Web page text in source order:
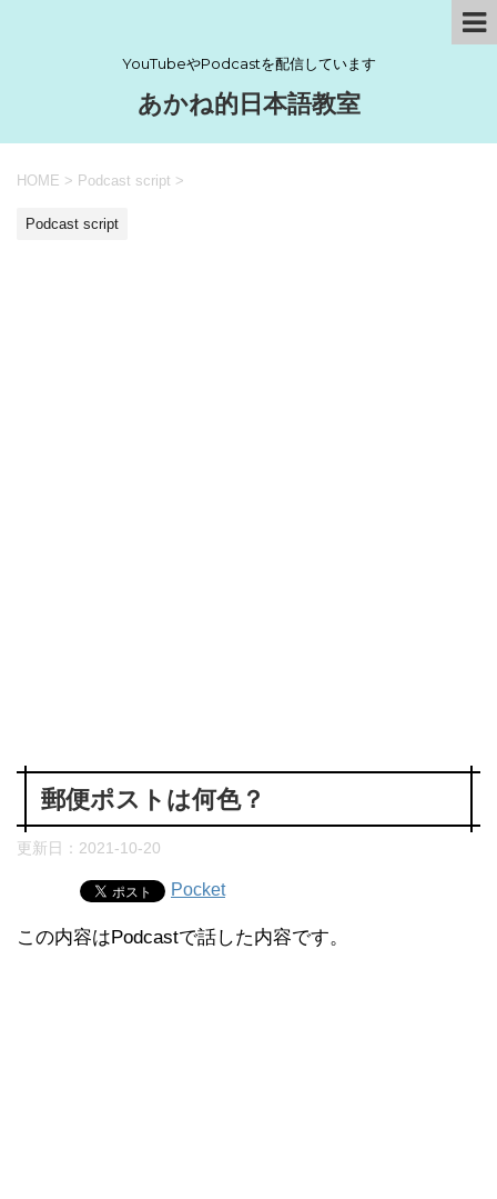
YouTubeやPodcastを配信しています
あかね的日本語教室
HOME > Podcast script >
Podcast script
郵便ポストは何色？
更新日： 2021-10-20
Pocket
この内容はPodcastで話した内容です。